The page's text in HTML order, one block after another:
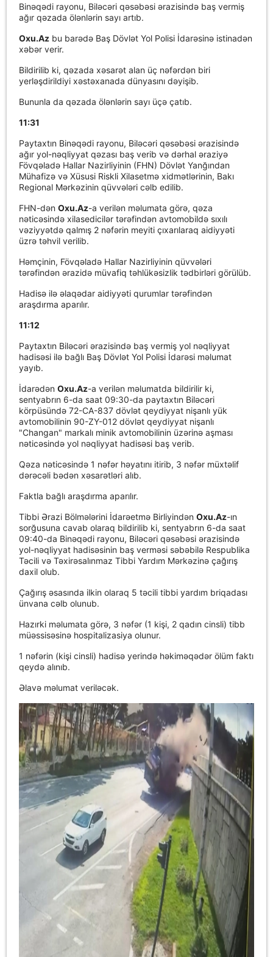
Binəqədi rayonu, Biləcəri qəsəbəsi ərazisində baş vermiş
ağır qəzada ölənlərin sayı artıb.
Oxu.Az bu barədə Baş Dövlət Yol Polisi İdarəsinə istinadən
xəbər verir.
Bildirilib ki, qəzada xəsarət alan üç nəfərdən biri
yerləşdirildiyi xəstəxanada dünyasını dəyişib.
Bununla da qəzada ölənlərin sayı üçə çatıb.
11:31
Paytaxtın Binəqədi rayonu, Biləcəri qəsəbəsi ərazisində
ağır yol-nəqliyyat qəzası baş verib və dərhal əraziyə
Fövqəladə Hallar Nazirliyinin (FHN) Dövlət Yanğından
Mühafizə və Xüsusi Riskli Xilasetmə xidmətlərinin, Bakı
Regional Mərkəzinin qüvvələri cəlb edilib.
FHN-dənOxu.Az-a verilən məlumata görə, qəza
nəticəsində xilasedicilər tərəfindən avtomobildə sıxılı
vəziyyətdə qalmış 2 nəfərin meyiti çıxarılaraq aidiyyəti
üzrə təhvil verilib.
Həmçinin, Fövqəladə Hallar Nazirliyinin qüvvələri
tərəfindən ərazidə müvafiq təhlükəsizlik tədbirləri görülüb.
Hadisə ilə əlaqədar aidiyyəti qurumlar tərəfindən
araşdırma aparılır.
11:12
Paytaxtın Biləcəri ərazisində baş vermiş yol nəqliyyat
hadisəsi ilə bağlı Baş Dövlət Yol Polisi İdarəsi məlumat
yayıb.
İdarədənOxu.Az-a verilən məlumatda bildirilir ki,
sentyabrın 6-da saat 09:30-da paytaxtın Biləcəri
körpüsündə 72-CA-837 dövlət qeydiyyat nişanlı yük
avtomobilinin 90-ZY-012 dövlət qeydiyyat nişanlı
"Changan" markalı minik avtomobilinin üzərinə aşması
nəticəsində yol nəqliyyat hadisəsi baş verib.
Qəza nəticəsində 1 nəfər həyatını itirib, 3 nəfər müxtəlif
dərəcəli bədən xəsarətləri alıb.
Faktla bağlı araşdırma aparılır.
Tibbi Ərazi Bölmələrini İdarəetmə BirliyindənOxu.Az-ın
sorğusuna cavab olaraq bildirilib ki, sentyabrın 6-da saat
09:40-da Binəqədi rayonu, Biləcəri qəsəbəsi ərazisində
yol-nəqliyyat hadisəsinin baş verməsi səbəbilə Respublika
Təcili və Təxirəsalınmaz Tibbi Yardım Mərkəzinə çağırış
daxil olub.
Çağırış əsasında ilkin olaraq 5 təcili tibbi yardım briqadası
ünvana cəlb olunub.
Hazırki məlumata görə, 3 nəfər (1 kişi, 2 qadın cinsli) tibb
müəssisəsinə hospitalizasiya olunur.
1 nəfərin (kişi cinsli) hadisə yerində həkiməqədər ölüm faktı
qeydə alınıb.
Əlavə məlumat veriləcək.